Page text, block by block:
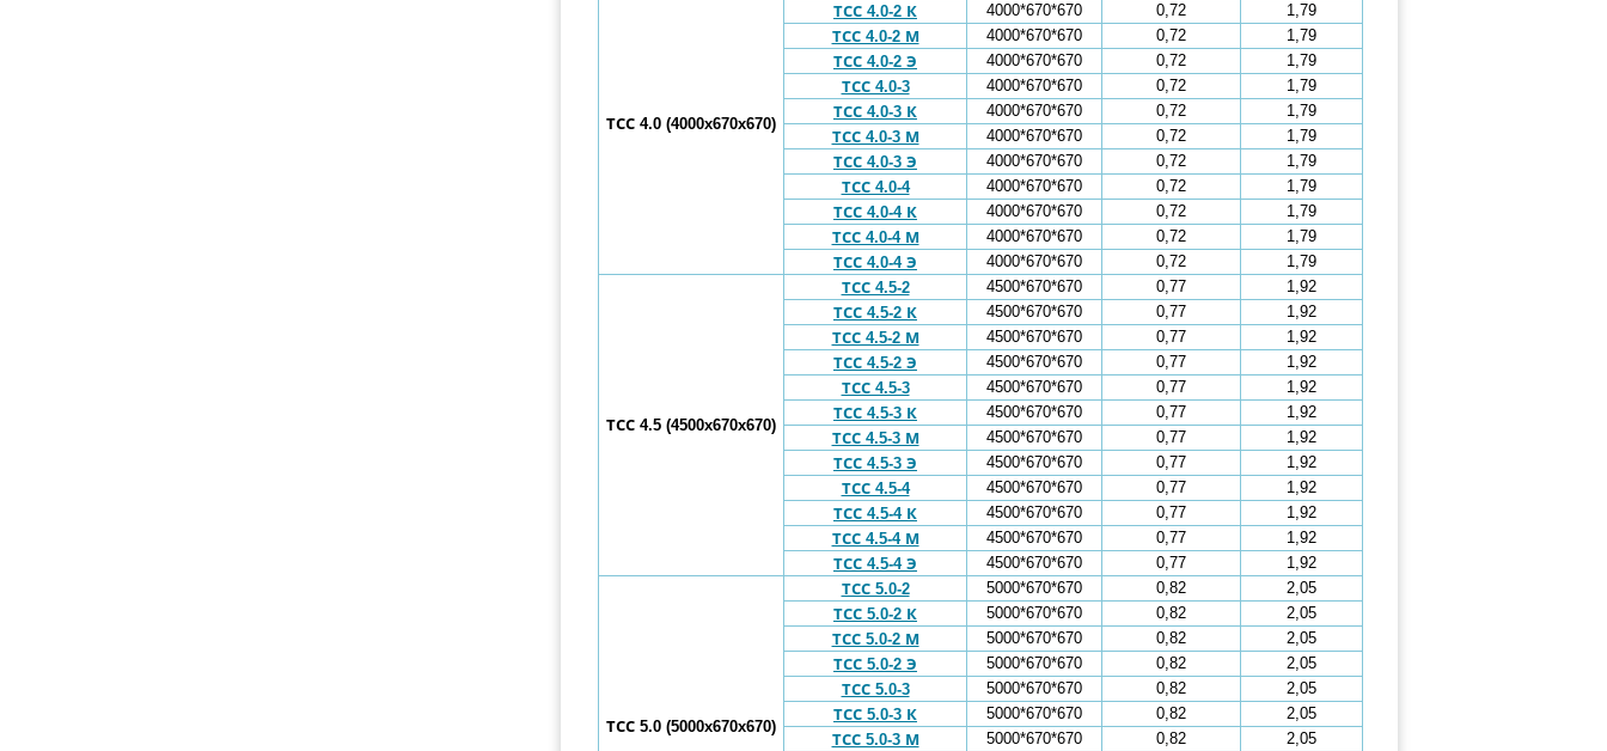
ТСС 4.0 (4000x670x670)
ТСС 4.0-2 К
4000*670*670 0,72
1,79
ТСС 4.0-2 М
4000*670*670 0,72
1,79
ТСС 4.0-2 Э
4000*670*670 0,72
1,79
ТСС 4.0-3
4000*670*670 0,72
1,79
ТСС 4.0-3 К
4000*670*670 0,72
1,79
ТСС 4.0-3 М
4000*670*670 0,72
1,79
ТСС 4.0-3 Э
4000*670*670 0,72
1,79
ТСС 4.0-4
4000*670*670 0,72
1,79
ТСС 4.0-4 К
4000*670*670 0,72
1,79
ТСС 4.0-4 М
4000*670*670 0,72
1,79
ТСС 4.0-4 Э
4000*670*670 0,72 1,79
ТСС 4.5 (4500x670x670)
ТСС 4.5-2 4500*670*670 0,77
1,92
ТСС 4.5-2 К
4500*670*670 0,77
1,92
ТСС 4.5-2 М
4500*670*670 0,77
1,92
ТСС 4.5-2 Э
4500*670*670 0,77
1,92
ТСС 4.5-3
4500*670*670 0,77
1,92
ТСС 4.5-3 К
4500*670*670 0,77
1,92
ТСС 4.5-3 М
4500*670*670 0,77
1,92
ТСС 4.5-3 Э
4500*670*670 0,77
1,92
ТСС 4.5-4
4500*670*670 0,77
1,92
ТСС 4.5-4 К
4500*670*670 0,77
1,92
ТСС 4.5-4 М
4500*670*670 0,77
1,92
ТСС 4.5-4 Э
4500*670*670 0,77 1,92
ТСС 5.0 (5000x670x670)
ТСС 5.0-2 5000*670*670 0,82
2,05
ТСС 5.0-2 К
5000*670*670 0,82
2,05
ТСС 5.0-2 М
5000*670*670 0,82
2,05
ТСС 5.0-2 Э
5000*670*670 0,82
2,05
ТСС 5.0-3
5000*670*670 0,82
2,05
ТСС 5.0-3 К
5000*670*670 0,82
2,05
ТСС 5.0-3 М
5000*670*670 0,82
2,05